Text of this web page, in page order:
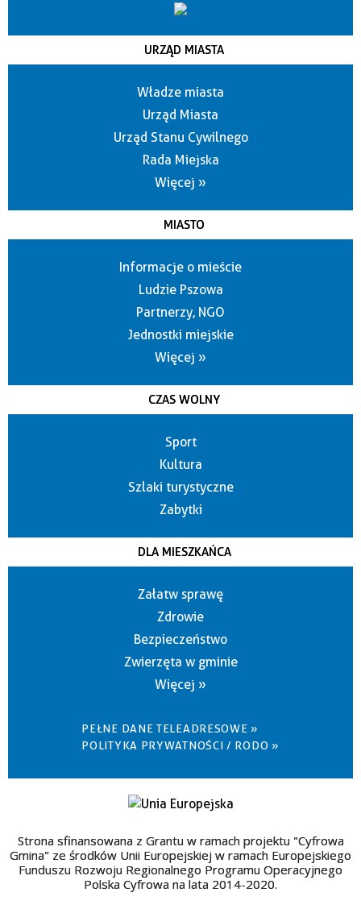
URZĄD MIASTA
Władze miasta
Urząd Miasta
Urząd Stanu Cywilnego
Rada Miejska
Więcej »
MIASTO
Informacje o mieście
Ludzie Pszowa
Partnerzy, NGO
Jednostki miejskie
Więcej »
CZAS WOLNY
Sport
Kultura
Szlaki turystyczne
Zabytki
DLA MIESZKAŃCA
Załatw sprawę
Zdrowie
Bezpieczeństwo
Zwierzęta w gminie
Więcej »
PEŁNE DANE TELEADRESOWE »
POLITYKA PRYWATNOŚCI / RODO »
Strona sfinansowana z Grantu w ramach projektu "Cyfrowa
Gmina" ze środków Unii Europejskiej w ramach Europejskiego
Funduszu Rozwoju Regionalnego Programu Operacyjnego
Polska Cyfrowa na lata 2014-2020.